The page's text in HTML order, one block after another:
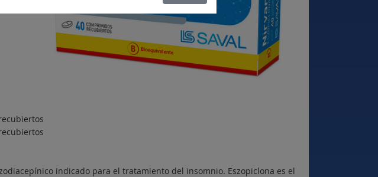
indicado para el tratamiento del insomnio. Eszopiclona es el